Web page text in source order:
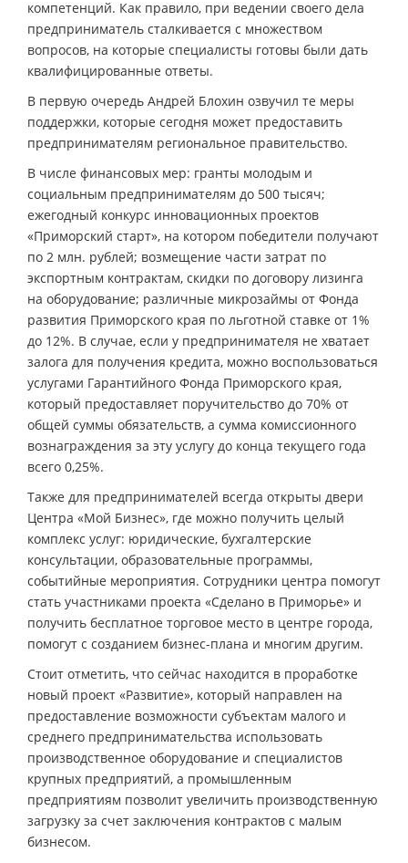
компетенций. Как правило, при ведении своего дела
предприниматель сталкивается с множеством
вопросов, на которые специалисты готовы были дать
квалифицированные ответы.
В первую очередь Андрей Блохин озвучил те меры
поддержки, которые сегодня может предоставить
предпринимателям региональное правительство.
В числе финансовых мер: гранты молодым и
социальным предпринимателям до 500 тысяч;
ежегодный конкурс инновационных проектов
«Приморский старт», на котором победители получают
по 2 млн. рублей; возмещение части затрат по
экспортным контрактам, скидки по договору лизинга
на оборудование; различные микрозаймы от Фонда
развития Приморского края по льготной ставке от 1%
до 12%. В случае, если у предпринимателя не хватает
залога для получения кредита, можно воспользоваться
услугами Гарантийного Фонда Приморского края,
который предоставляет поручительство до 70% от
общей суммы обязательств, а сумма комиссионного
вознаграждения за эту услугу до конца текущего года
всего 0,25%.
Также для предпринимателей всегда открыты двери
Центра «Мой Бизнес», где можно получить целый
комплекс услуг: юридические, бухгалтерские
консультации, образовательные программы,
событийные мероприятия. Сотрудники центра помогут
стать участниками проекта «Сделано в Приморье» и
получить бесплатное торговое место в центре города,
помогут с созданием бизнес-плана и многим другим.
Стоит отметить, что сейчас находится в проработке
новый проект «Развитие», который направлен на
предоставление возможности субъектам малого и
среднего предпринимательства использовать
производственное оборудование и специалистов
крупных предприятий, а промышленным
предприятиям позволит увеличить производственную
загрузку за счет заключения контрактов с малым
бизнесом.